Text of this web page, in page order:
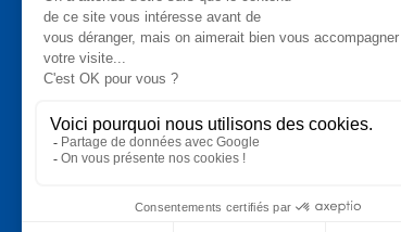
Noël